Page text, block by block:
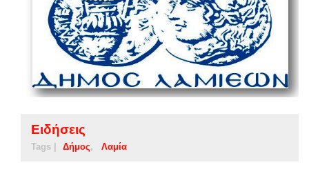
Ειδήσεις
Tags | Δήμος Λαμία